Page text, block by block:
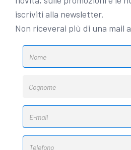
iscriviti alla newsletter.
Non riceverai più di una mail